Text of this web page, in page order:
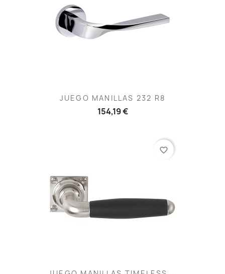
JUEGO MANILLAS 232 R8
154,19 €
favorite_border